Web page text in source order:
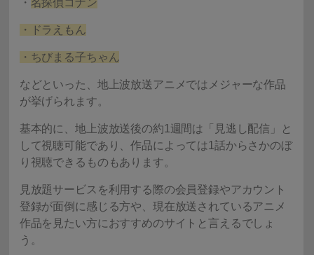
・ 名探偵コナン
・ドラえもん
・ちびまる子ちゃん
などといった、地上波放送アニメではメジャーな作品
が挙げられます。
基本的に、地上波放送後の約1週間は「見逃し配信」と
して視聴可能であり、作品によっては1話からさかのぼ
り視聴できるものもあります。
見放題サービスを利用する際の会員登録やアカウント
登録が面倒に感じる方や、現在放送されているアニメ
作品を見たい方におすすめのサイトと言えるでしょ
う。